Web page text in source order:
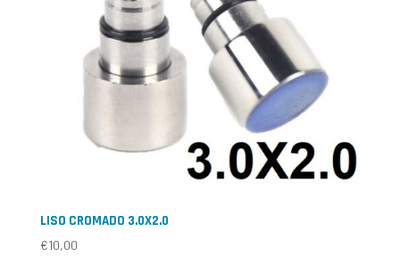
LISO CROMADO 3.0X2.0
€10,00